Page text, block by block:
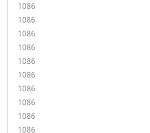
1086
1086
1086
1086
1086
1086
1086
1086
1086
1086